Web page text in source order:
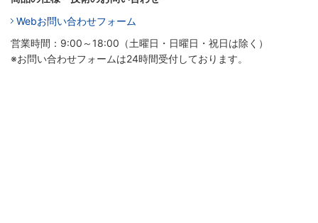
Webお問い合わせフォーム
営業時間：9:00～18:00（土曜日・日曜日・祝日は除く）
※お問い合わせフォームは24時間受付しております。